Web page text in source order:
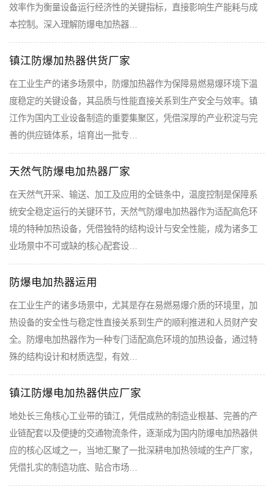
效率作为衡量设备运行经济性的关键指标，直接影响生产能耗与成
本控制。深入理解防爆电加热器…
镇江防爆加热器供货厂家
在工业生产的诸多场景中，防爆加热器作为保障易燃易爆环境下温
度稳定的关键设备，其品质与性能直接关系到生产安全与效率。镇
江作为国内工业设备制造的重要集聚区，凭借深厚的产业积淀与完
善的供应链体系，培育出一批专…
天然气防爆电加热器厂家
在天然气开采、输送、加工及应用的全链条中，温度控制是保障系
统安全稳定运行的关键环节，天然气防爆电加热器作为适配高危环
境的特种加热设备，凭借独特的结构设计与安全性能，成为诸多工
业场景中不可或缺的核心配套设…
防爆电加热器运用
在工业生产的诸多场景中，尤其是存在易燃易爆介质的环境里，加
热设备的安全性与稳定性直接关系到生产的顺利推进和人员财产安
全。防爆电加热器作为一种专门适配高危环境的加热设备，通过特
殊的结构设计和材质选型，有效…
镇江防爆电加热器供应厂家
地处长三角核心工业带的镇江，凭借成熟的制造业根基、完善的产
业链配套以及便捷的交通物流条件，逐渐成为国内防爆电加热器供
应的核心区域之一，当地汇聚了一批深耕电加热领域的生产厂家，
凭借扎实的制造功底、贴合市场…